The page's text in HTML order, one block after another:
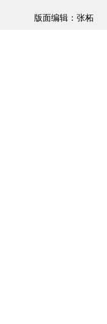
版面编辑：张柘